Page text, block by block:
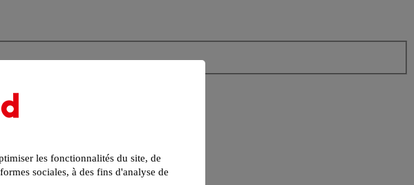
les fonctionnalités du site, de
sociales, à des fins d'analyse de